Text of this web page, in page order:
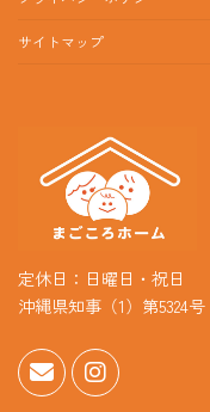
サイトマップ
定休日：日曜日・祝日
沖縄県知事（1）第5324号